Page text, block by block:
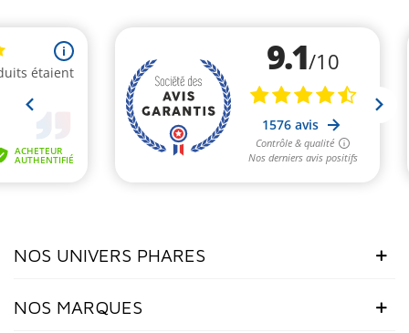
NOS UNIVERS PHARES
NOS MARQUES